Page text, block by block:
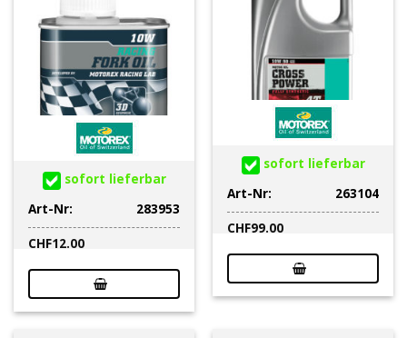
sofort lieferbar
Art-Nr:
283953
CHF12.00
sofort lieferbar
Art-Nr:
263104
CHF99.00